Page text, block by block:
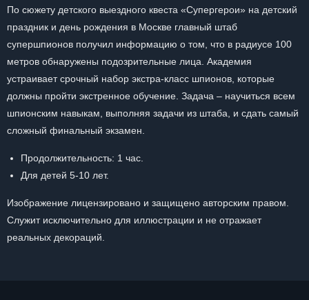
По сюжету детского выездного квеста «Супергерои» на детский
праздник и день рождения в Москве главный штаб
супершпионов получил информацию о том, что в радиусе 100
метров обнаружены подозрительные лица. Академия
устраивает срочный набор экстра-класс шпионов, которые
должны пройти экстренное обучение. Задача – научиться всем
шпионским навыкам, выполняя задачи из штаба, и сдать самый
сложный финальный экзамен.
Продолжительность: 1 час.
Для детей 5-10 лет.
Изображение лицензировано и защищено авторским правом.
Служит исключительно для иллюстрации и не отражает
реальных декораций.